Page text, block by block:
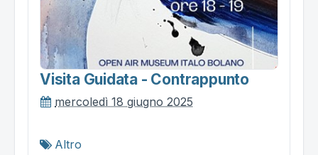
Visita Guidata - Contrappunto
mercoledì 18 giugno 2025
Altro